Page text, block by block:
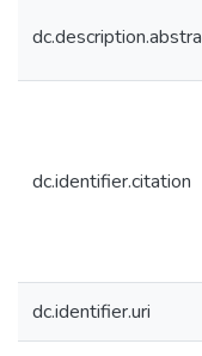
dc.identifier.citation
dc.identifier.uri